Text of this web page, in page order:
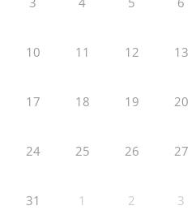
10 11 12 13
17 18 19 20
24 25 26 27
31 1 2 3